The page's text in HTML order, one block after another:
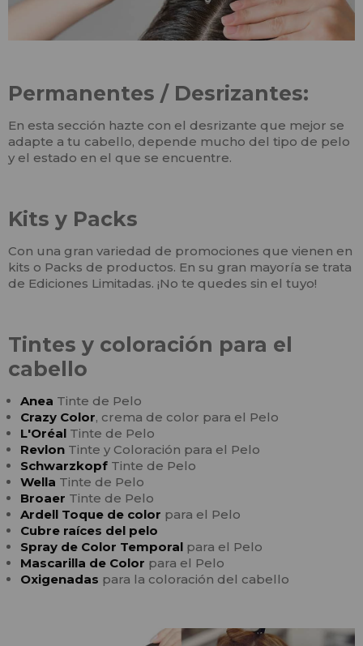
Permanentes / Desrizantes:
En esta sección hazte con el desrizante que mejor se
adapte a tu cabello, depende mucho del tipo de pelo
y el estado en el que se encuentre.
Kits y Packs
Con una gran variedad de promociones que vienen en
kits o Packs de productos. En su gran mayoría se trata
de Ediciones Limitadas. ¡No te quedes sin el tuyo!
Tintes y coloración para el
cabello
Anea Tinte de Pelo
Crazy Color, crema de color para el Pelo
L'Oréal Tinte de Pelo
Revlon Tinte y Coloración para el Pelo
Schwarzkopf Tinte de Pelo
Wella Tinte de Pelo
Broaer Tinte de Pelo
Ardell Toque de color para el Pelo
Cubre raíces del pelo
Spray de Color Temporal para el Pelo
Mascarilla de Color para el Pelo
Oxigenadas para la coloración del cabello